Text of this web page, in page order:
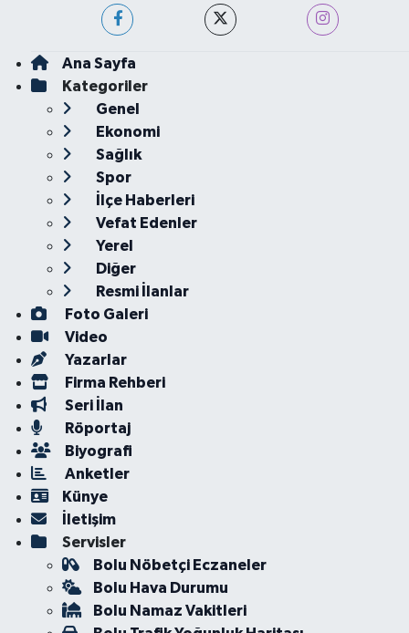
Ana Sayfa
Kategoriler
Genel
Ekonomi
Sağlık
Spor
İlçe Haberleri
Vefat Edenler
Yerel
Diğer
Resmi İlanlar
Foto Galeri
Video
Yazarlar
Firma Rehberi
Seri İlan
Röportaj
Biyografi
Anketler
Künye
İletişim
Servisler
Bolu Nöbetçi Eczaneler
Bolu Hava Durumu
Bolu Namaz Vakitleri